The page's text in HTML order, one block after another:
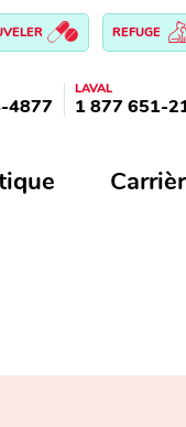
REFUGE
4877
LAVAL
1 877 651-